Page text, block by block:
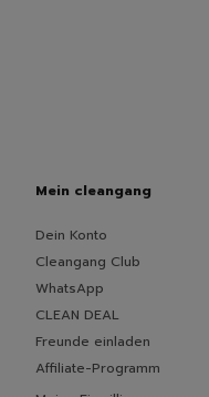
Mein cleangang
Dein Konto
Cleangang Club
WhatsApp
CLEAN DEAL
Freunde einladen
Affiliate-Programm